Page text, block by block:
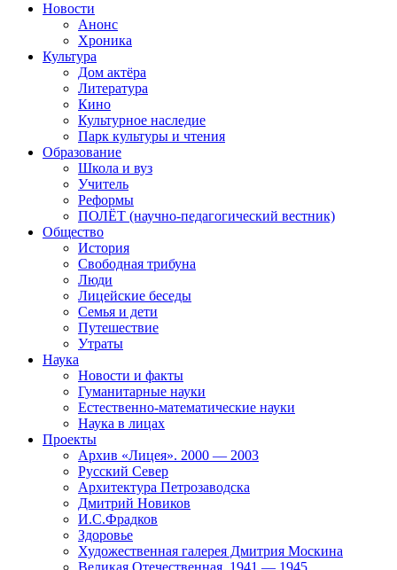
Новости
Анонс
Хроника
Культура
Дом актёра
Литература
Кино
Культурное наследие
Парк культуры и чтения
Образование
Школа и вуз
Учитель
Реформы
ПОЛЁТ (научно-педагогический вестник)
Общество
История
Свободная трибуна
Люди
Лицейские беседы
Семья и дети
Путешествие
Утраты
Наука
Новости и факты
Гуманитарные науки
Естественно-математические науки
Наука в лицах
Проекты
Архив «Лицея». 2000 — 2003
Русский Север
Архитектура Петрозаводска
Дмитрий Новиков
И.С.Фрадков
Здоровье
Художественная галерея Дмитрия Москина